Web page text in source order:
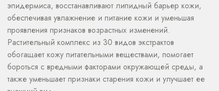
эпидермиса, восстанавливают липидный барьер кожи,
обеспечивая увлажнение и питание кожи и уменьшая
проявления признаков возрастных изменений.
Растительный комплекс из 30 видов экстрактов
обогащает кожу питательными веществами, помогает
бороться с вредными факторами окружающей среды, а
также уменьшает признаки старения кожи и улучшает ее